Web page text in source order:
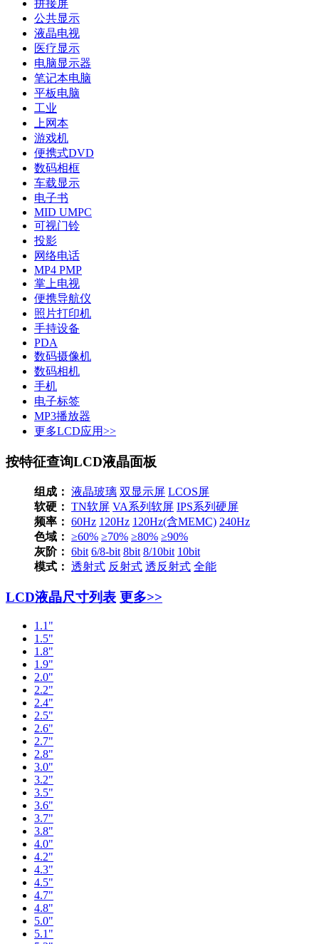
拼接屏
公共显示
液晶电视
医疗显示
电脑显示器
笔记本电脑
平板电脑
工业
上网本
游戏机
便携式DVD
数码相框
车载显示
电子书
MID UMPC
可视门铃
投影
网络电话
MP4 PMP
掌上电视
便携导航仪
照片打印机
手持设备
PDA
数码摄像机
数码相机
手机
电子标签
MP3播放器
更多LCD应用>>
按特征查询LCD液晶面板
组成： 液晶玻璃 双显示屏 LCOS屏
软硬： TN软屏 VA系列软屏 IPS系列硬屏
频率： 60Hz 120Hz 120Hz(含MEMC) 240Hz
色域： ≥60% ≥70% ≥80% ≥90%
灰阶： 6bit 6/8-bit 8bit 8/10bit 10bit
模式： 透射式 反射式 透反射式 全能
LCD液晶尺寸列表 更多>>
1.1"
1.5"
1.8"
1.9"
2.0"
2.2"
2.4"
2.5"
2.6"
2.7"
2.8"
3.0"
3.2"
3.5"
3.6"
3.7"
3.8"
4.0"
4.2"
4.3"
4.5"
4.7"
4.8"
5.0"
5.1"